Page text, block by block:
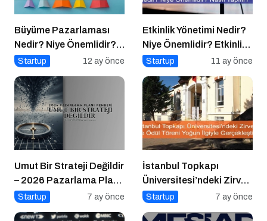
Büyüme Pazarlaması
Nedir? Niye Önemlidir?
Growht Marketıng Nasıl
Startup 12 ay önce
Etkinlik Yönetimi Nedir?
Niye Önemlidir? Etkinlik
Yönetimi Nasıl Yapılır?
Startup 11 ay önce
Umut Bir Strateji Değildir
– 2026 Pazarlama Planı
Rehberi
Startup 7 ay önce
İstanbul Topkapı
Üniversitesi’ndeki Zirve
ve Ödül Töreni Yoğun
Startup 7 ay önce